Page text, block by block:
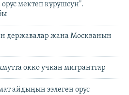
мектеп курушсун".
державалар жана Москванын
окко учкан мигранттар
айдыңын ээлеген орус